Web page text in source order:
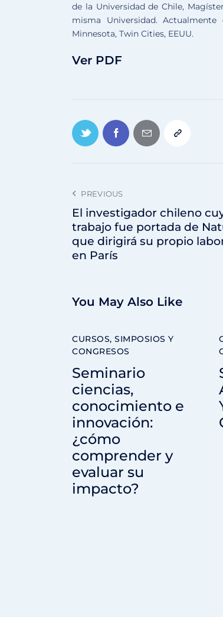
de la Universidad de Chile,
misma Universidad.
Minnesota, Twin Cities, EEUU.
Ver PDF
PREVIOUS
El investigador chileno
trabajo fue portada de
que dirigirá su propio
en París
You May Also Like
CURSOS, SIMPOSIOS Y
CONGRESOS
Seminario
ciencias,
conocimiento e
innovación:
¿cómo
comprender y
evaluar su
impacto?